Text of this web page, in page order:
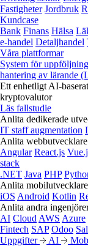
Fastigheter Jordbruk
Kundcase
Bank Finans Hälsa
e‑handel Detaljhandel
Våra plattformar
System för
hantering av lärande
Ett enhetligt AI-
kryptovalutor
Läs fallstudie
Anlita dedikerade
IT staff augmentation
Anlita webbutvecklare
Angular React.js
stack
.NET Java PHP
Anlita mobilutvecklare
iOS Android Kotlin
Anlita andra
AI Cloud AWS Azure
Fintech SAP Odoo
Uppgifter
AI